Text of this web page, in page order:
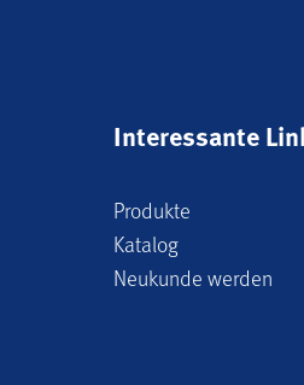
Interessante
Produkte
Katalog
Neukunde werden